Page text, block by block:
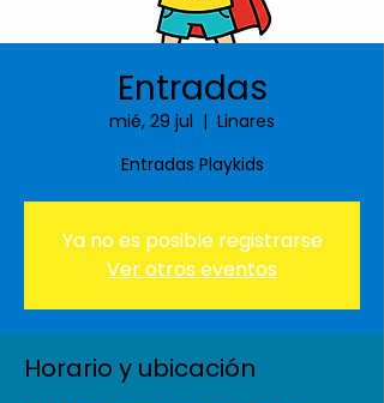
Entradas
mié, 29 jul
  |
Linares
Entradas Playkids
Ya no es posible registrarse
Ver otros eventos
Horario y ubicación